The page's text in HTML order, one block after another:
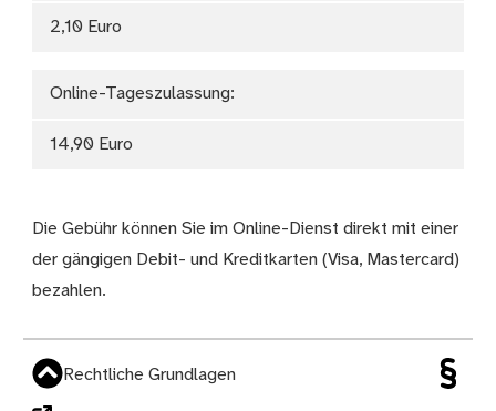
2,10 Euro
Online-Tageszulassung:
14,90 Euro
Die Gebühr können Sie im Online-Dienst direkt mit einer
der gängigen Debit- und Kreditkarten (Visa, Mastercard)
bezahlen.
Rechtliche Grundlagen